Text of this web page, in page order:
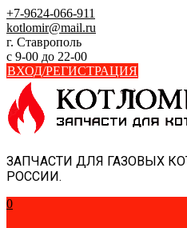
Skip
to
content
+7-9624-066-911
kotlomir@mail.ru
г. Ставрополь
с 9-00 до 22-00
ВХОД/РЕГИСТРАЦИЯ
ЗАПЧАСТИ ДЛЯ ГАЗОВЫХ
РОССИИ.
0